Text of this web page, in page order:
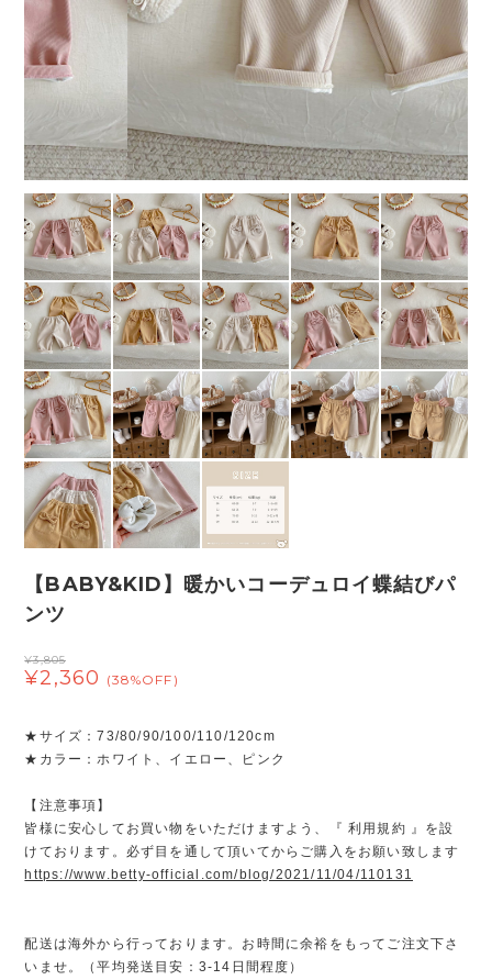
【BABY&KID】暖かいコーデュロイ蝶結びパ
ンツ
¥3,805
¥2,360 (38%OFF)
★サイズ：73/80/90/100/110/120cm
★カラー：ホワイト、イエロー、ピンク
【注意事項】
皆様に安心してお買い物をいただけますよう、『 利用規約 』を設
けております。必ず目を通して頂いてからご購入をお願い致します
https://www.betty-official.com/blog/2021/11/04/110131
配送は海外から行っております。お時間に余裕をもってご注文下さ
いませ。（平均発送目安：3-14日間程度）